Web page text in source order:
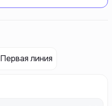
Первая линия